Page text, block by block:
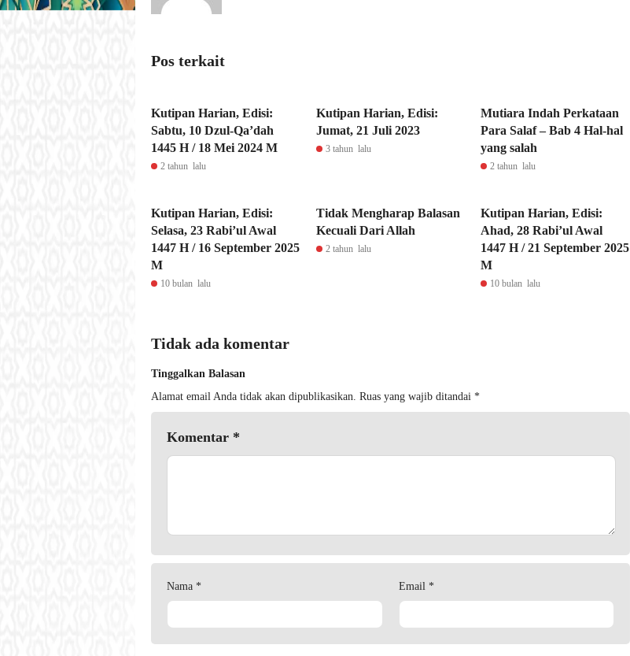
Pos terkait
Kutipan Harian, Edisi:
Sabtu, 10 Dzul-Qa’dah
1445 H / 18 Mei 2024 M
2 tahun lalu
Kutipan Harian, Edisi:
Jumat, 21 Juli 2023
3 tahun lalu
Mutiara Indah Perkataan
Para Salaf – Bab 4 Hal-hal
yang salah
2 tahun lalu
Kutipan Harian, Edisi:
Selasa, 23 Rabi’ul Awal
1447 H / 16 September 2025
M
10 bulan lalu
Tidak Mengharap Balasan
Kecuali Dari Allah
2 tahun lalu
Kutipan Harian, Edisi:
Ahad, 28 Rabi’ul Awal
1447 H / 21 September 2025
M
10 bulan lalu
Tidak ada komentar
Tinggalkan Balasan
Alamat email Anda tidak akan dipublikasikan. Ruas yang wajib ditandai *
Komentar *
Nama * Email *